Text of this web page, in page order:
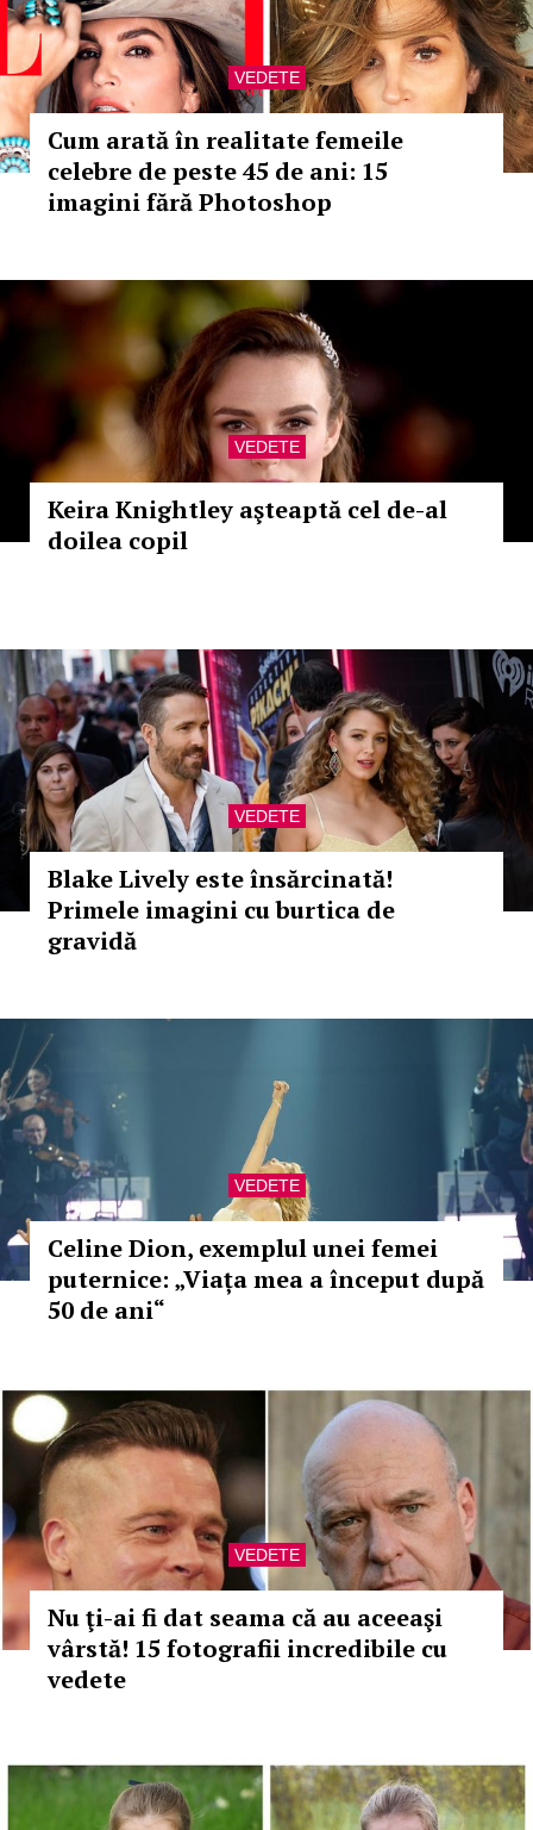
VEDETE
Cum arată în realitate femeile
celebre de peste 45 de ani: 15
imagini fără Photoshop
VEDETE
Keira Knightley aşteaptă cel de-al
doilea copil
VEDETE
Blake Lively este însărcinată!
Primele imagini cu burtica de
gravidă
VEDETE
Celine Dion, exemplul unei femei
puternice: „Viața mea a început după
50 de ani“
VEDETE
Nu ţi-ai fi dat seama că au aceeaşi
vârstă! 15 fotografii incredibile cu
vedete